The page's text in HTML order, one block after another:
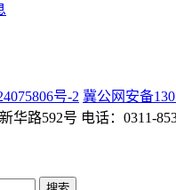
号-2 冀公网安备
华路592号 电话：0311-